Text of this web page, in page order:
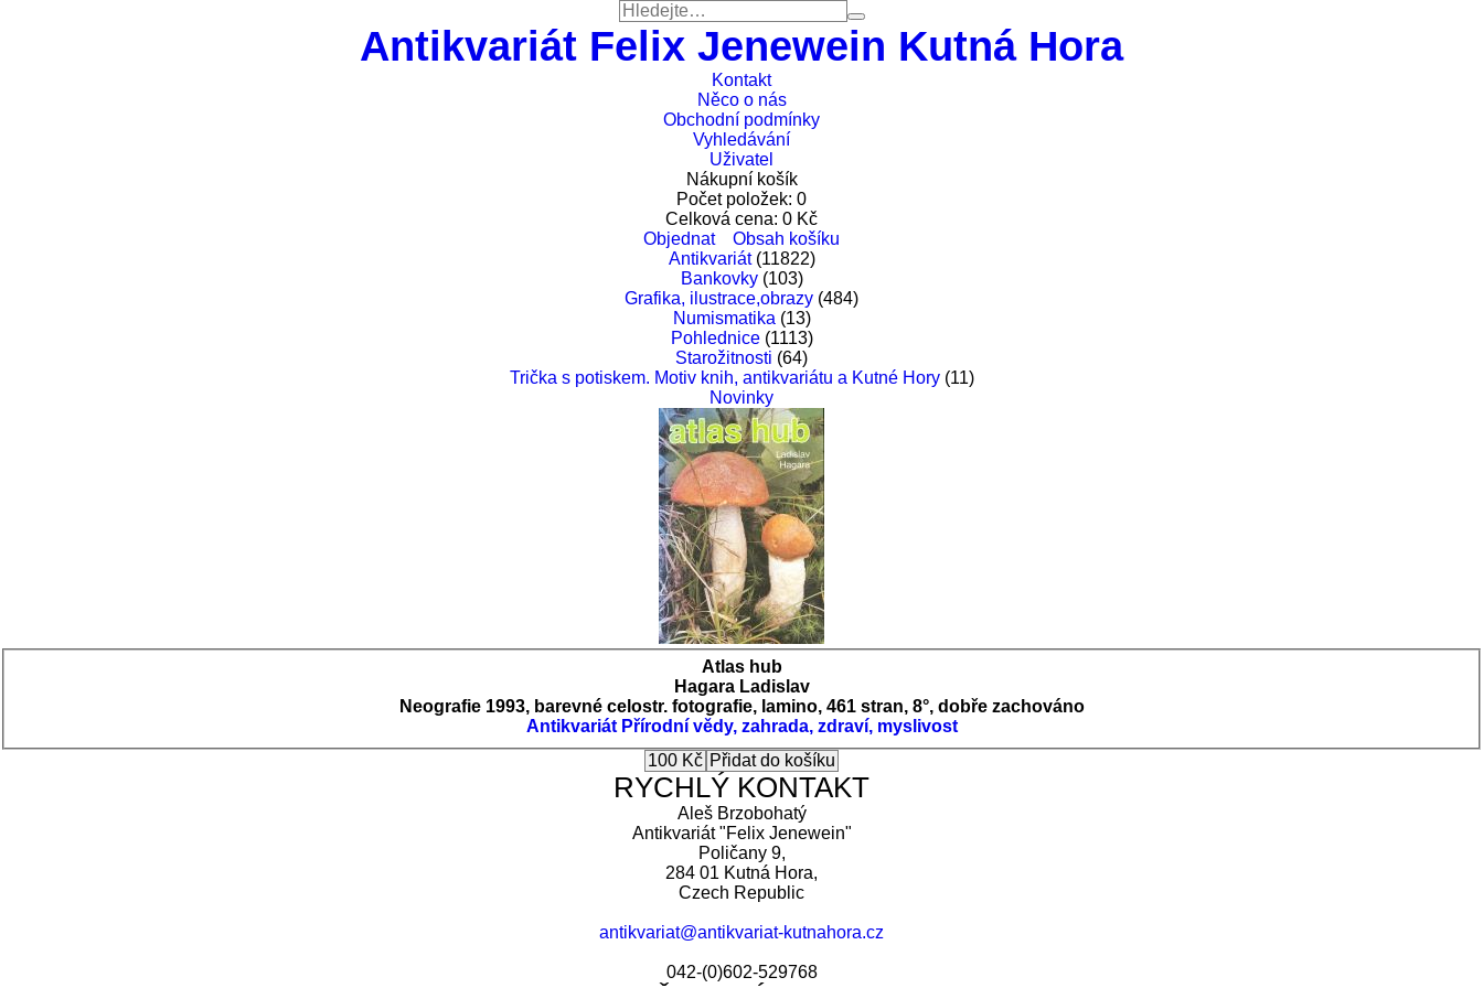
Antikvariát Felix Jenewein Kutná Hora
Kontakt
Něco o nás
Obchodní podmínky
Vyhledávání
Uživatel
Nákupní košík
Počet položek: 0
Celková cena: 0 Kč
Objednat
Obsah košíku
Antikvariát(11822)
Bankovky(103)
Grafika, ilustrace,obrazy (484)
Numismatika (13)
Pohlednice(1113)
Starožitnosti (64)
Trička s potiskem. Motiv knih, antikvariátu a Kutné Hory(11)
Novinky
Atlas hub
Hagara Ladislav
Neografie 1993, barevné celostr. fotografie, lamino, 461 stran, 8°, dobře zachováno
Antikvariát Přírodní vědy, zahrada, zdraví, myslivost
RYCHLÝ KONTAKT
Aleš Brzobohatý
Antikvariát "Felix Jenewein"
Poličany 9,
284 01 Kutná Hora,
Czech Republic
antikvariat@antikvariat-kutnahora.cz
042-(0)602-529768